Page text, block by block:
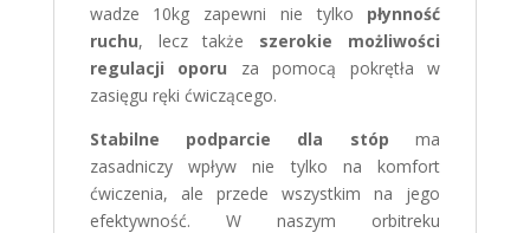
wadze 10kg zapewni nie tylko płynność
ruchu, lecz także szerokie możliwości
regulacji oporu za pomocą pokrętła w
zasięgu ręki ćwiczącego.
Stabilne podparcie dla stóp ma
zasadniczy wpływ nie tylko na komfort
ćwiczenia, ale przede wszystkim na jego
efektywność. W naszym orbitreku